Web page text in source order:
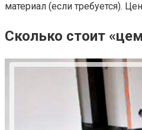
материал (если требуется).
Сколько стоит